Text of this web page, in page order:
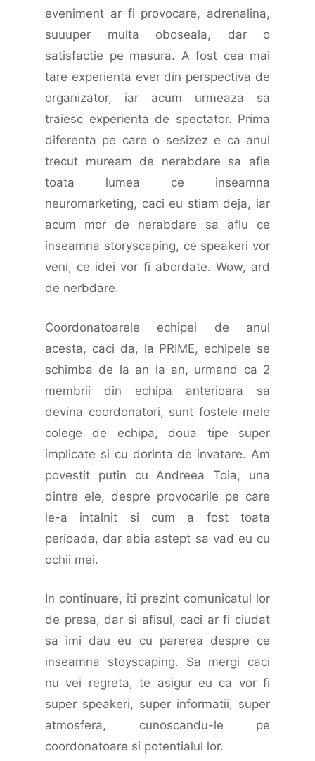
eveniment ar fi provocare, adrenalina,
suuuper multa oboseala, dar o
satisfactie pe masura. A fost cea mai
tare experienta ever din perspectiva de
organizator, iar acum urmeaza sa
traiesc experienta de spectator. Prima
diferenta pe care o sesizez e ca anul
trecut muream de nerabdare sa afle
toata lumea ce inseamna
neuromarketing, caci eu stiam deja, iar
acum mor de nerabdare sa aflu ce
inseamna storyscaping, ce speakeri vor
veni, ce idei vor fi abordate. Wow, ard
de nerbdare.
Coordonatoarele echipei de anul
acesta, caci da, la PRIME, echipele se
schimba de la an la an, urmand ca 2
membrii din echipa anterioara sa
devina coordonatori, sunt fostele mele
colege de echipa, doua tipe super
implicate si cu dorinta de invatare. Am
povestit putin cu Andreea Toia, una
dintre ele, despre provocarile pe care
le-a intalnit si cum a fost toata
perioada, dar abia astept sa vad eu cu
ochii mei.
In continuare, iti prezint comunicatul lor
de presa, dar si afisul, caci ar fi ciudat
sa imi dau eu cu parerea despre ce
inseamna stoyscaping. Sa mergi caci
nu vei regreta, te asigur eu ca vor fi
super speakeri, super informatii, super
atmosfera, cunoscandu-le pe
coordonatoare si potentialul lor.